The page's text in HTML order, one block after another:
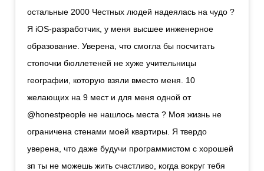
остальные 2000 Честных людей надеялась на чудо ?
Я iOS-разработчик, у меня высшее инженерное
образование. Уверена, что смогла бы посчитать
стопочки бюллетеней не хуже учительницы
географии, которую взяли вместо меня. 10
желающих на 9 мест и для меня одной от
@honestpeople не нашлось места ? Моя жизнь не
ограничена стенами моей квартиры. Я твердо
уверена, что даже будучи программистом с хорошей
зп ты не можешь жить счастливо, когда вокруг тебя